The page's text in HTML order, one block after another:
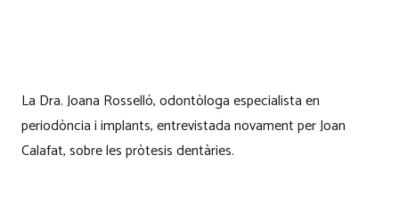
La Dra. Joana Rosselló, odontòloga especialista en
periodòncia i implants, entrevistada novament per Joan
Calafat, sobre les pròtesis dentàries.